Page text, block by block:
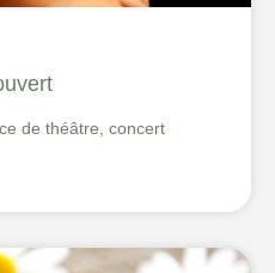
de théâtre, concert